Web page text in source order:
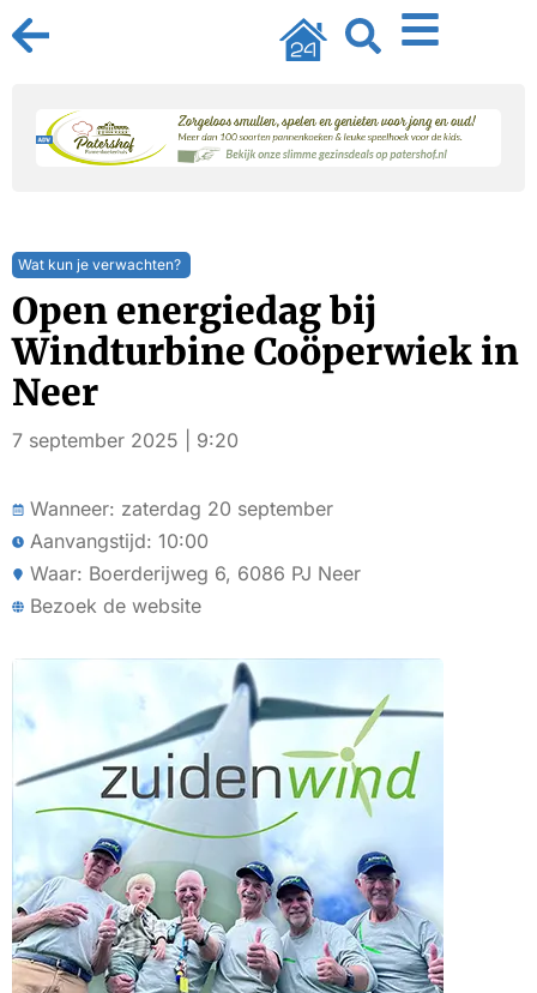
Wat kun je verwachten?
Open energiedag bij
Windturbine Coöperwiek in
Neer
7 september 2025 | 9:20
Wanneer: zaterdag 20 september
Aanvangstijd: 10:00
Waar: Boerderijweg 6, 6086 PJ Neer
Bezoek de website